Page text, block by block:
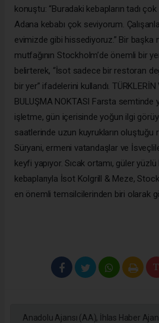
konuştu: “Buradaki kebapların tadı
Adana kebabı çok seviyorum.
evimizde gibi hissediyoruz.” Bir başka
mutfağının Stockholm’de önemli bir
belirterek, “İsot sadece bir restoran
bir yer” ifadelerini kullandı. TÜRKLERİN
BULUŞMA NOKTASI Farsta semtinde
işletme, gün içerisinde yoğun ilgi
saatlerinde uzun kuyrukların oluştuğu
Süryani, ermeni vatandaşlar ve
keyfi yapıyor. Sıcak ortamı, güler
kebaplarıyla İsot Kolgrill & Meze,
en önemli temsilcilerinden biri olarak
Anadolu Ajansı (AA), İhlas Haber